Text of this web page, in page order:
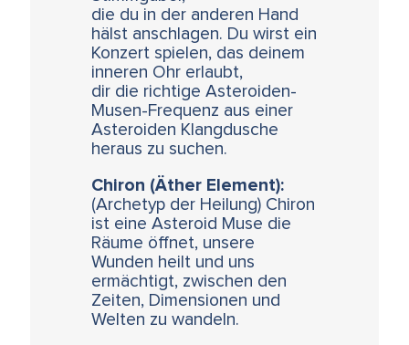
die du in der anderen Hand
hälst anschlagen. Du wirst ein
Konzert spielen, das deinem
inneren Ohr erlaubt,
dir die richtige Asteroiden-
Musen-Frequenz aus einer
Asteroiden Klangdusche
heraus zu suchen.
Chiron (Äther Element):
(Archetyp der Heilung) Chiron
ist eine Asteroid Muse die
Räume öffnet, unsere
Wunden heilt und uns
ermächtigt, zwischen den
Zeiten, Dimensionen und
Welten zu wandeln.